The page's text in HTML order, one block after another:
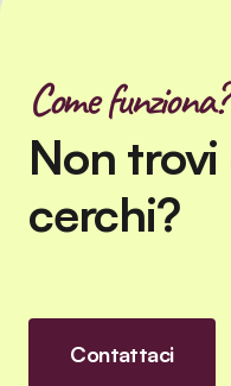
Come funziona?
Non
cerchi?
Contattaci